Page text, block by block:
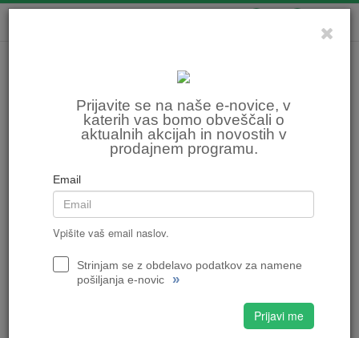
Prijavite se na naše e-novice, v
katerih vas bomo obveščali o
aktualnih akcijah in novostih v
prodajnem programu.
Email
Vpišite vaš email naslov.
Strinjam se z obdelavo podatkov za namene
pošiljanja e-novic
»
Prijavi me